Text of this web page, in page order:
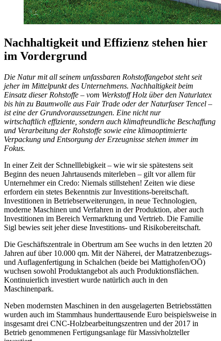
Nachhaltigkeit und Effizienz stehen hier
im Vordergrund
Die Natur mit all seinem unfassbaren Rohstoffangebot steht seit
jeher im Mittelpunkt des Unternehmens. Nachhaltigkeit beim
Einsatz dieser Rohstoffe – vom Werkstoff Holz über den Naturlatex
bis hin zu Baumwolle aus Fair Trade oder der Naturfaser Tencel –
ist eine der Grundvoraussetzungen. Eine nicht nur
wirtschaftlich effiziente, sondern auch klimafreundliche Beschaffung
und Verarbeitung der Rohstoffe sowie eine klimaoptimierte
Verpackung und Entsorgung der Erzeugnisse stehen immer im
Fokus.
In einer Zeit der Schnelllebigkeit – wie wir sie spätestens seit
Beginn des neuen Jahrtausends miterleben – gilt vor allem für
Unternehmer ein Credo: Niemals stillstehen! Zeiten wie diese
erfordern ein stetes Bekenntnis zur Investitions-bereitschaft.
Investitionen in Betriebserweiterungen, in neue Technologien,
moderne Maschinen und Verfahren in der Produktion, aber auch
Investitionen im Bereich Vermarktung und Vertrieb. Die Familie
Sigl bewies seit jeher diese Investitions- und Risikobereitschaft.
Die Geschäftszentrale in Obertrum am See wuchs in den letzten 20
Jahren auf über 10.000 qm. Mit der Näherei, der Matratzenbezugs-
und Auflagenfertigung in Schalchen (beide bei Mattighofen/OÖ)
wuchsen sowohl Produktangebot als auch Produktionsflächen.
Kontinuierlich investiert wurde natürlich auch in den
Maschinenpark.
Neben modernsten Maschinen in den ausgelagerten Betriebsstätten
wurden auch im Stammhaus hunderttausende Euro beispielsweise in
insgesamt drei CNC-Holzbearbeitungszentren und der 2017 in
Betrieb genommenen Fertigungsanlage für Massivholzteller